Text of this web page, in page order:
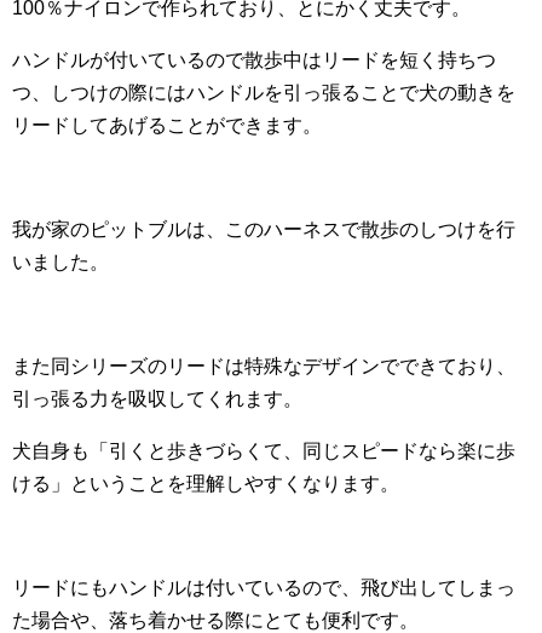
100％ナイロンで作られており、とにかく丈夫です。
ハンドルが付いているので散歩中はリードを短く持ちつ
つ、しつけの際にはハンドルを引っ張ることで犬の動きを
リードしてあげることができます。
我が家のピットブルは、このハーネスで散歩のしつけを行
いました。
また同シリーズのリードは特殊なデザインでできており、
引っ張る力を吸収してくれます。
犬自身も「引くと歩きづらくて、同じスピードなら楽に歩
ける」ということを理解しやすくなります。
リードにもハンドルは付いているので、飛び出してしまっ
た場合や、落ち着かせる際にとても便利です。